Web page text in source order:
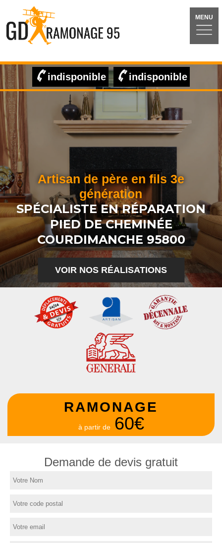
MENU
indisponible indisponible
Artisan de père en fils 3e
génération
SPÉCIALISTE EN RÉPARATION
PIED DE CHEMINÉE
COURDIMANCHE 95800
VOIR NOS RÉALISATIONS
RAMONAGE
à partir de 60€
Demande de devis gratuit